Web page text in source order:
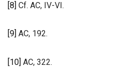
[8] Cf. AC, IV-VI.
[9] AC, 192.
[10] AC, 322.